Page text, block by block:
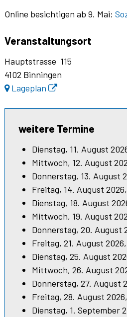
Online besichtigen ab 9. Mai:
Veranstaltungsort
Hauptstrasse 115
4102 Binningen
Lageplan
weitere Termine
Dienstag, 11. August
Mittwoch, 12. August
Donnerstag, 13. August
Freitag, 14. August
Dienstag, 18. August
Mittwoch, 19. August
Donnerstag, 20. August
Freitag, 21. August
Dienstag, 25. August
Mittwoch, 26. August
Donnerstag, 27. August
Freitag, 28. August
Dienstag, 1. September